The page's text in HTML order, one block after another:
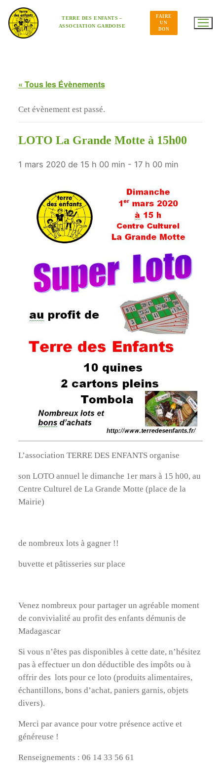
contenu
TERRE DES ENFANTS –
ASSOCIATION GARDOISE
FAIRE
UN
DON
« Tous les Évènements
Cet évènement est passé.
LOTO La Grande Motte à 15h00
1 mars 2020 de 15 h 00 min - 17 h 00 min
L’association TERRE DES ENFANTS organise
son LOTO annuel le dimanche 1er mars à 15 h00, au
Centre Culturel de La Grande Motte (place de la
Mairie)
de nombreux lots à gagner !!
buvette et pâtisseries sur place
Venez nombreux pour partager un agréable moment
de convivialité au profit des enfants démunis de
Madagascar
Si vous n’êtes pas disponibles à cette date, n’hésitez
pas à effectuer un don déductible des impôts ou à
offrir des lots pour ce loto (produits alimentaires,
échantillons, bons d’achat, paniers garnis, objets
divers).
Merci par avance pour votre présence active et
généreuse !
Renseignements : 06 14 33 56 61